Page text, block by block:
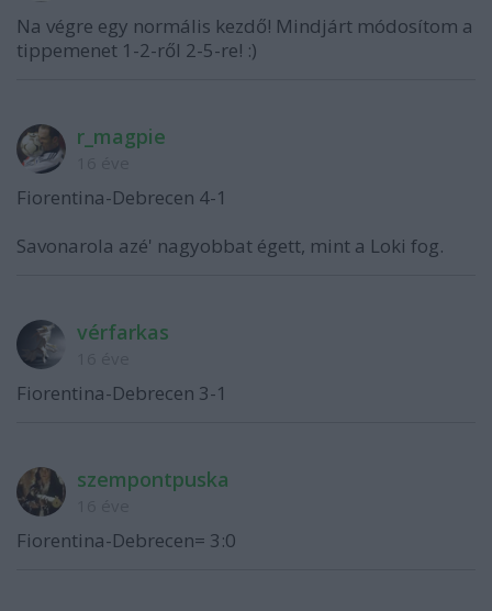
Na végre egy normális kezdő! Mindjárt módosítom a
tippemenet 1-2-ről 2-5-re! :)
r_magpie
Fiorentina-Debrecen 4-1
Savonarola azé' nagyobbat égett, mint a Loki fog.
vérfarkas
Fiorentina-Debrecen 3-1
szempontpuska
Fiorentina-Debrecen= 3:0